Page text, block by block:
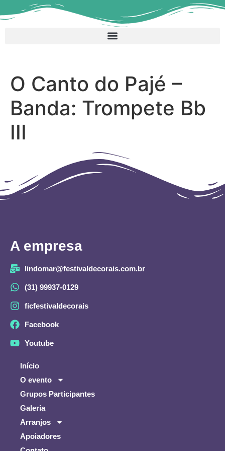
O Canto do Pajé –
Banda: Trompete Bb
III
A empresa
lindomar@festivaldecorais.com.br
(31) 99937-0129
ficfestivaldecorais
Facebook
Youtube
Início
O evento
Grupos Participantes
Galeria
Arranjos
Apoiadores